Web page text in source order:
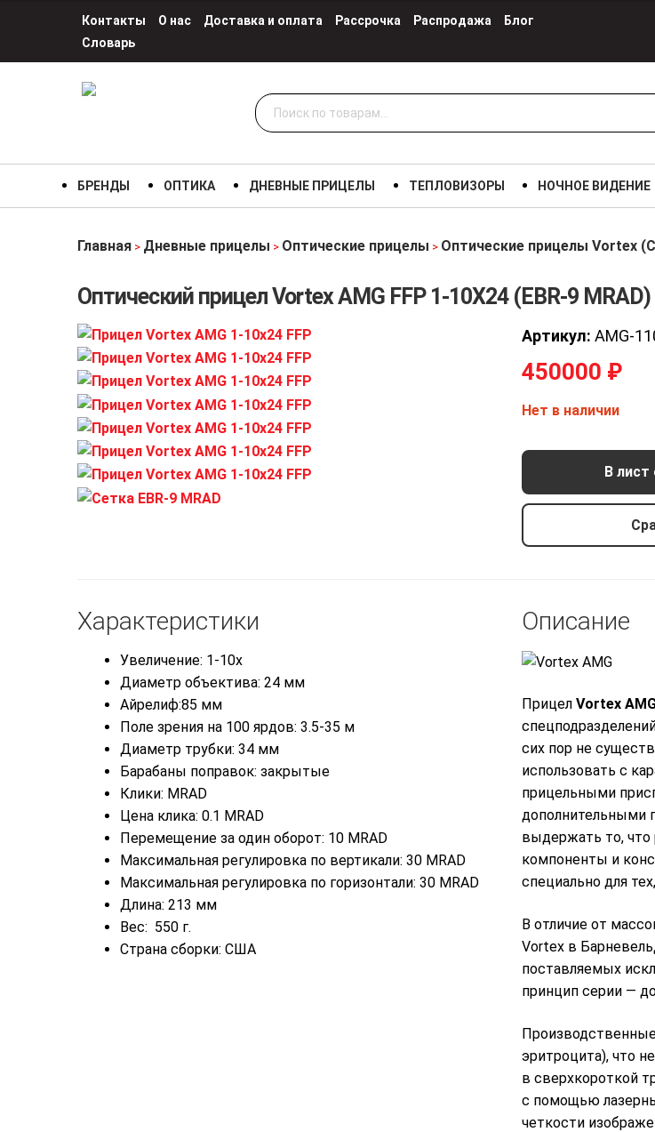
Контакты О нас Доставка и оплата Рассрочка Распродажа
Блог
Словарь
Искать:
БРЕНДЫ ОПТИКА ДНЕВНЫЕ ПРИЦЕЛЫ ТЕПЛОВИЗОРЫ НОЧНОЕ ВИДЕНИЕ
Главная > Дневные прицелы > Оптические прицелы > Оптические прицелы Vortex
Оптический прицел Vortex AMG FFP 1-10X24 (EBR-9 MRAD)
Артикул: AMG-
450000 ₽
Нет в наличии
В
Характеристики
Увеличение: 1-10x
Диаметр объектива: 24 мм
Айрелиф:85 мм
Поле зрения на 100 ярдов: 3.5-35 м
Диаметр трубки: 34 мм
Барабаны поправок: закрытые
Клики: МRAD
Цена клика: 0.1 MRAD
Перемещение за один оборот: 10 MRAD
Максимальная регулировка по вертикали: 30 MRAD
Максимальная регулировка по горизонтали: 30 MRAD
Длина: 213 мм
Вес: 550 г.
Страна сборки: США
Описание
Прицел Vortex
сих пор не
использовать с
прицельными
дополнительными
выдержать то, что
компоненты и
специально для
В отличие от
Vortex в
поставляемых
принцип серии —
эритроцита), что
в сверхкороткой
с помощью
четкости